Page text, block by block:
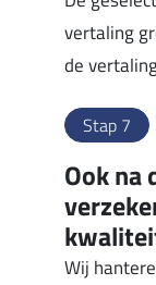
vertaling
de
Stap 7
Ook na
Wij